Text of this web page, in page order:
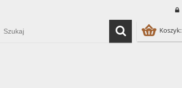
Koszyk: